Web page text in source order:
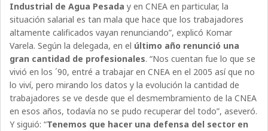
Industrial de Agua Pesada y en CNEA en particular, la
situación salarial es tan mala que hace que los trabajadores
altamente calificados vayan renunciando”, explicó Komar
Varela. Según la delegada, en el último año renunció una
gran cantidad de profesionales. “Nos cuentan fue lo que se
vivió en los ´90, entré a trabajar en CNEA en el 2005 así que no
lo viví, pero mirando los datos y la evolución la cantidad de
trabajadores se ve desde que el desmembramiento de la CNEA
en esos años, todavía no se pudo recuperar del todo”, aseveró.
Y siguió: “Tenemos que hacer una defensa del sector en